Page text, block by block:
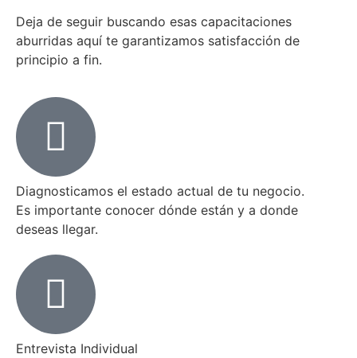
Deja de seguir buscando esas capacitaciones
aburridas aquí te garantizamos satisfacción de
principio a fin.
Diagnosticamos el estado actual de tu negocio.
Es importante conocer dónde están y a donde
deseas llegar.
Entrevista Individual